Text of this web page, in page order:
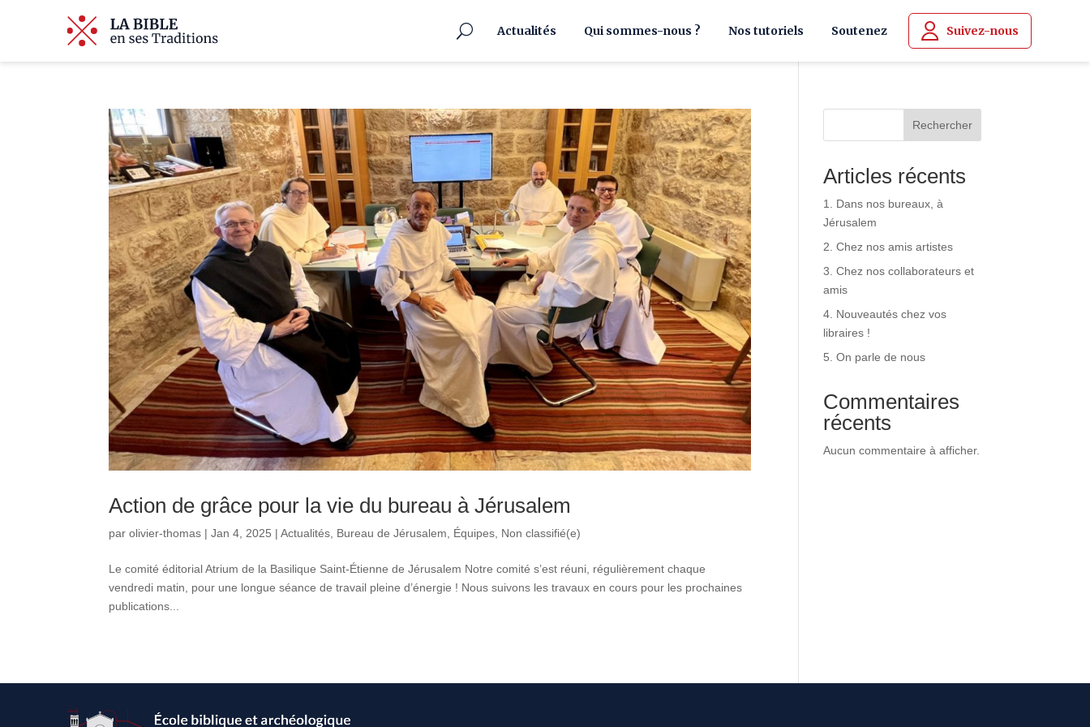
Actualités Qui sommes-nous ? Nos tutoriels Soutenez Suivez-nous
Action de grâce pour la vie du bureau à Jérusalem
parolivier-thomas |Jan 4, 2025 |Actualités Bureau de Jérusalem Équipes Non classifié(e)
Le comité éditorial Atrium de la Basilique Saint-Étienne de Jérusalem Notre comité s’est réuni, régulièrement chaque
vendredi matin, pour une longue séance de travail pleine d’énergie ! Nous suivons les travaux en cours pour les prochaines
publications...
Rechercher
Articles récents
1. Dans nos bureaux, à
Jérusalem
2. Chez nos amis artistes
3. Chez nos collaborateurs et
amis
4. Nouveautés chez vos
libraires !
5. On parle de nous
Commentaires
récents
Aucun commentaire à afficher.